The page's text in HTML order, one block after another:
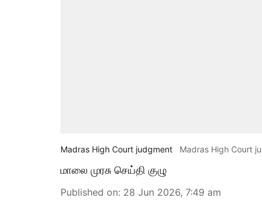
Madras High Court judgment Madras High Court
மாலை முரசு செய்தி குழு
Published on: 28 Jun 2026, 7:49 am